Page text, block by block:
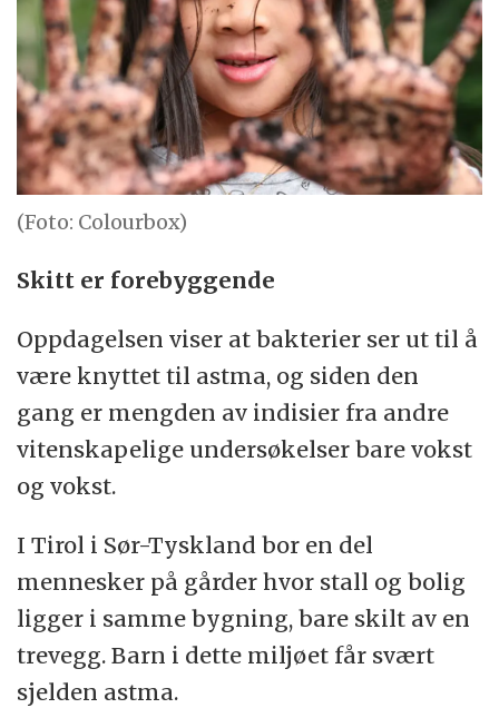
(Foto: Colourbox)
Skitt er forebyggende
Oppdagelsen viser at bakterier ser ut til å
være knyttet til astma, og siden den
gang er mengden av indisier fra andre
vitenskapelige undersøkelser bare vokst
og vokst.
I Tirol i Sør-Tyskland bor en del
mennesker på gårder hvor stall og bolig
ligger i samme bygning, bare skilt av en
trevegg. Barn i dette miljøet får svært
sjelden astma.